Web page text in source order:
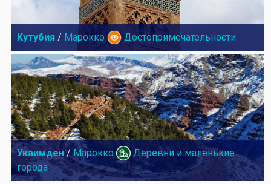
Кутубия / Марокко Достопримечательности
Укаимден/ Марокко
Деревни и маленькие
города